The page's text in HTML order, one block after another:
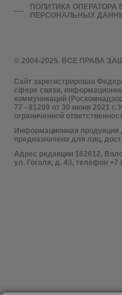
© 2004-2025. ВСЕ ПРАВА
Сайт зарегистрирован
сфере связи,
коммуникаций
77 - 81209 от 30 июня 2021 г.
ограниченной
Информационная продукция
предназначена для лиц,
Адрес редакции 162612,
ул. Гоголя, д. 43, телефон +7
ПОЛИТИКА
ПЕРСОНАЛЬНЫХ